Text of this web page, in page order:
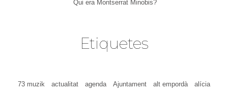
Qui era Montserrat Minobis?
Etiquetes
73 muzik actualitat agenda Ajuntament alt empordà
alícia